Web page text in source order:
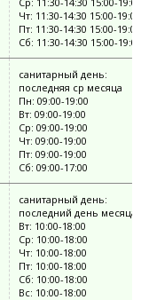
Чт: 11:30-14:30 15:00-19:00
Пт: 11:30-14:30 15:00-19:00
Сб: 11:30-14:30 15:00-19:00
санитарный день:
последняя ср месяца
Пн: 09:00-19:00
Вт: 09:00-19:00
Ср: 09:00-19:00
Чт: 09:00-19:00
Пт: 09:00-19:00
Сб: 09:00-17:00
санитарный день:
последний день месяца
Вт: 10:00-18:00
Ср: 10:00-18:00
Чт: 10:00-18:00
Пт: 10:00-18:00
Сб: 10:00-18:00
Вс: 10:00-18:00